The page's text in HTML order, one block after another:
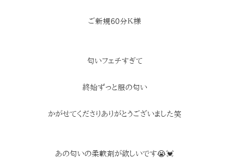
ご新規60分Ｋ様
匂いフェチすぎて
終始ずっと服の匂い
かがせてくださりありがとうございました笑
あの匂いの柔軟剤が欲しいです😭💓